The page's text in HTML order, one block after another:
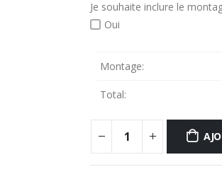
Je souhaite inclure le
Oui
Montage:
Total: